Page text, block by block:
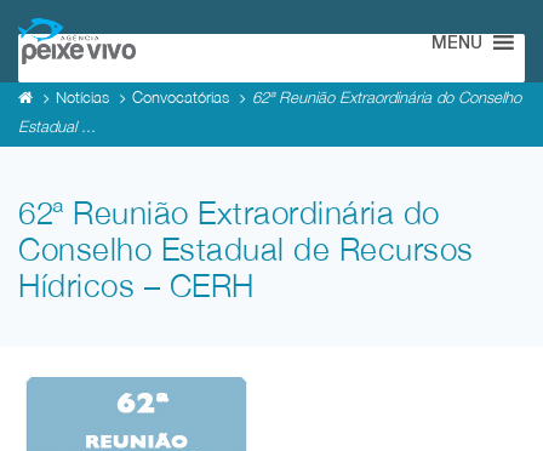
MENU
Notícias Convocatórias
62ª Reunião Extraordinária do Conselho
Estadual ...
62ª Reunião Extraordinária do
Conselho Estadual de Recursos
Hídricos – CERH